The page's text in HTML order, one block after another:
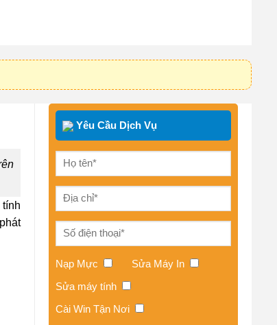
Yêu Cầu Dịch Vụ
Nạp Mực
Sửa Máy In
Sửa máy tính
Cài Win Tận Nơi